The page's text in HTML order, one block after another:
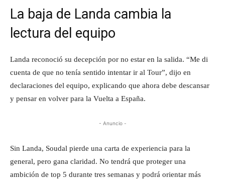
La baja de Landa cambia la
lectura del equipo
Landa reconoció su decepción por no estar en la salida. “Me di
cuenta de que no tenía sentido intentar ir al Tour”, dijo en
declaraciones del equipo, explicando que ahora debe descansar
y pensar en volver para la Vuelta a España.
- Anuncio -
Sin Landa, Soudal pierde una carta de experiencia para la
general, pero gana claridad. No tendrá que proteger una
ambición de top 5 durante tres semanas y podrá orientar más